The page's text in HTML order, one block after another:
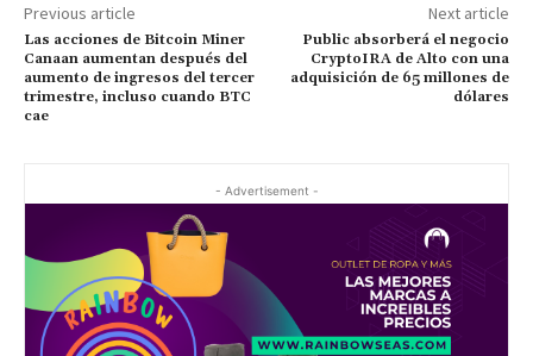
Previous article
Las acciones de Bitcoin Miner
Canaan aumentan después del
aumento de ingresos del tercer
trimestre, incluso cuando BTC
cae
Next article
Public absorberá el negocio
CryptoIRA de Alto con una
adquisición de 65 millones de
dólares
- Advertisement -